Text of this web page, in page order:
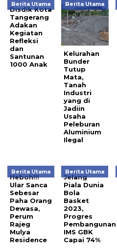
Berita Utama
Disdik Kota
Tangerang
Adakan
Kegiatan
Refleksi
dan
Santunan
1000 Anak
Berita Utama
Kelurahan
Bunder
Tutup
Mata,
Tanah
Industri
yang di
Jadiin
Usaha
Peleburan
Aluminium
Ilegal
Berita Utama
Heboh!!!
Ular Sanca
Sebesar
Paha Orang
Dewasa,
Perum
Rajeg
Mulya
Residence
Berita Utama
Jelang
Piala Dunia
Bola
Basket
2023,
Progres
Pembangunan
IMS GBK
Capai 74%